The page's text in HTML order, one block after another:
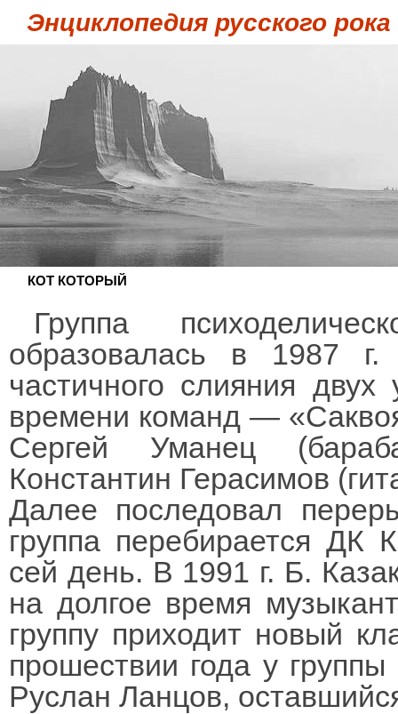
Энциклопедия русского рока
КОТ КОТОРЫЙ
Группа
образовалась в 1987
частичного слияния
времени команд —
Сергей Уманец
Константин Герасимов
Далее последовал
группа перебирается ДК
сей день. В 1991 г. Б.
на долгое время
группу приходит новый
прошествии года у
Руслан Ланцов,